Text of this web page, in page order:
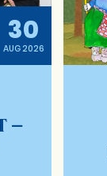
30
AUG 2026
–